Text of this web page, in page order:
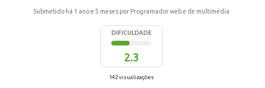
Submetido há 1 ano e 5 meses por Programador web e de multimédia
DIFICULDADE
2.3
142 visualizações